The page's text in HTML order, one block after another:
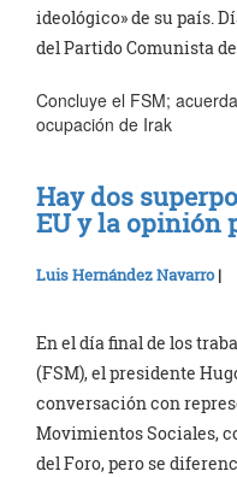
ideológico» de su país.
del Partido Comunista
Concluye el FSM;
ocupación de Irak
Hay dos
EU y la opinión
Luis Hernández Navarro|
En el día final de los
(FSM), el presidente
conversación con
Movimientos Sociales,
del Foro, pero se